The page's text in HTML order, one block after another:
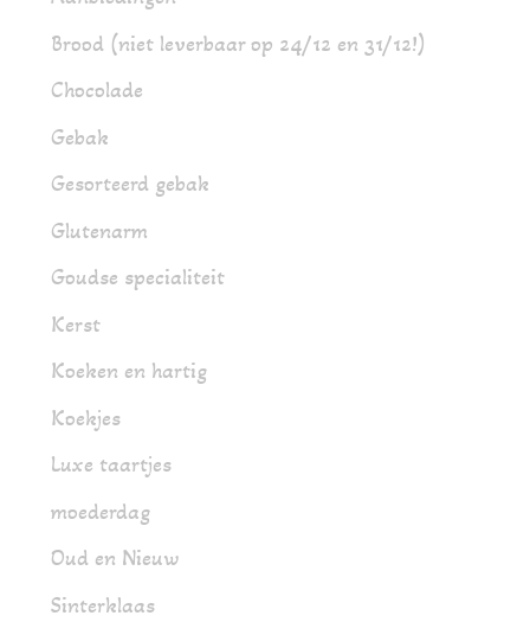
Brood (niet leverbaar op 24/12 en 31/12!)
Chocolade
Gebak
Gesorteerd gebak
Glutenarm
Goudse specialiteit
Kerst
Koeken en hartig
Koekjes
Luxe taartjes
moederdag
Oud en Nieuw
Sinterklaas